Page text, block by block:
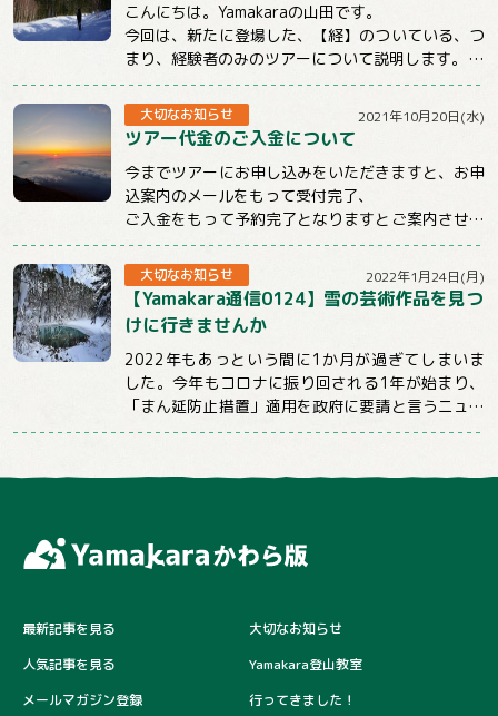
こんにちは。Yamakaraの山田です。
今回は、新たに登場した、【経】のついている、つ
まり、経験者のみのツアーについて説明します。
まず、この【経】のついているツアーは雪山のみ...
大切なお知らせ 2021年10月20日(水)
ツアー代金のご入金について
今までツアーにお申し込みをいただきますと、お申
込案内のメールをもって受付完了、
ご入金をもって予約完了となりますとご案内させて
いただいておりました。
しかしお申込後、そのままご連...
大切なお知らせ 2022年1月24日(月)
【Yamakara通信0124】雪の芸術作品を見つ
けに行きませんか
2022年もあっという間に1か月が過ぎてしまいま
した。今年もコロナに振り回される1年が始まり、
「まん延防止措置」適用を政府に要請と言うニュー
スばかり目にする日々が続いていますが、コロ...
最新記事を見る
人気記事を見る
メールマガジン登録
大切なお知らせ
Yamakara登山教室
行ってきました！